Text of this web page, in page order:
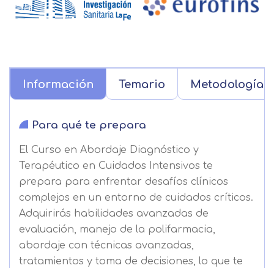
Información Temario Metodología
Para qué te prepara
El Curso en Abordaje Diagnóstico y
Terapéutico en Cuidados Intensivos te
prepara para enfrentar desafíos clínicos
complejos en un entorno de cuidados críticos.
Adquirirás habilidades avanzadas de
evaluación, manejo de la polifarmacia,
abordaje con técnicas avanzadas,
tratamientos y toma de decisiones, lo que te